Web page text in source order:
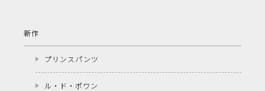
新作
プリンスパンツ
ル・ド・ポワン